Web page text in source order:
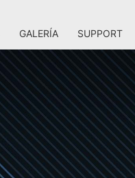
GALERÍA SUPPORT